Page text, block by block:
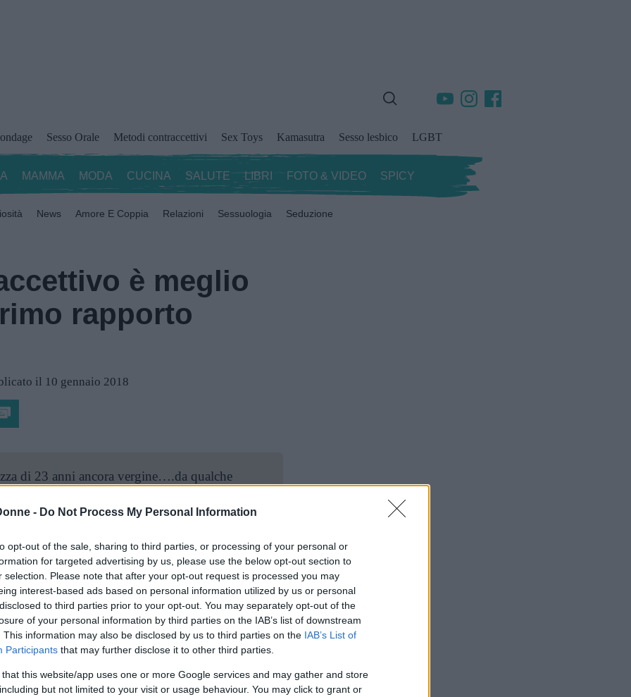
- Do Not Process My Personal Information
opt-out of the sale, sharing to third parties, or processing of your personal or
for targeted advertising by us, please use the below opt-out section to
selection. Please note that after your opt-out request is processed you may
interest-based ads based on personal information utilized by us or personal
to third parties prior to your opt-out. You may separately opt-out of the
of your personal information by third parties on the IAB’s list of downstream
This information may also be disclosed by us to third parties on the IAB’s List of
Participants that may further disclose it to other third parties.
that this website/app uses one or more Google services and may gather and store
but not limited to your visit or usage behaviour. You may click to grant or
Sesso Orale Metodi contraccettivi Sex Toys Kamasutra Sesso lesbico LGBT
MAMMA MODA CUCINA SALUTE LIBRI FOTO & VIDEO SPICY
News Amore E Coppia Relazioni Sessuologia Seduzione
è meglio
rapporto
il 10 gennaio 2018
di 23 anni ancora vergine….da qualche
di contraccezione è meglio la pillola del
successivamente iniziare con la pillola
oppure iniziare da ora con la pillola
Grazie per la risposta.